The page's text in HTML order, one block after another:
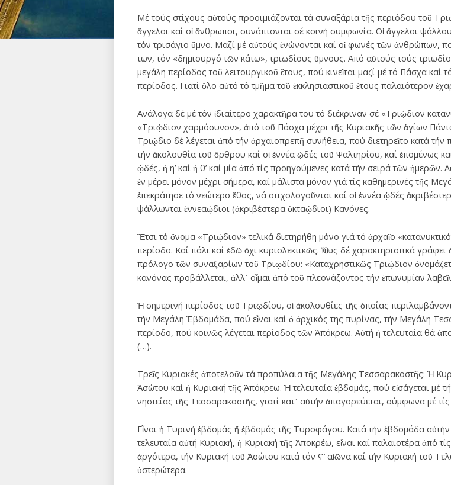
Μέ τούς στίχους αὐτούς προοιμιάζονται τά συναξάρια τῆς περιόδου τοῦ
ἄγγελοι καί οἱ ἄνθρωποι, συνάπτονται σέ κοινή συμφωνία. Οἱ ἄγγελοι
τόν τρισάγιο ὕμνο. Μαζί μέ αὐτούς ἑνώνονται καί οἱ φωνές τῶν ἀνθρώπων,
των, τόν «δημιουργό τῶν κάτω», τριῳδίους ὕμνους. Ἀπό αὐτούς τούς
μεγάλη περίοδος τοῦ λειτουργικοῦ ἔτους, πού κινεῖται μαζί μέ τό Πάσχα καί
περίοδος. Γιατί ὅλο αὐτό τό τμῆμα τοῦ ἐκκλησιαστικοῦ ἔτους παλαιότερον
Ἀνάλογα δέ μέ τόν ἰδιαίτερο χαρακτῆρα του τό διέκριναν σέ «Τριῴδιον
«Τριῴδιον χαρμόσυνον», ἀπό τοῦ Πάσχα μέχρι τῆς Κυριακῆς τῶν ἁγίων
Τριῴδιο δέ λέγεται ἀπό τήν ἀρχαιοπρεπῆ συνήθεια, πού διετηρεῖτο κατά
τήν ἀκολουθία τοῦ ὄρθρου καί οἱ ἐννέα ᾠδές τοῦ Ψαλτηρίου, καί ἑπομένως
ᾠδές, ἡ η’ καί ἡ θ’ καί μία ἀπό τίς προηγούμενες κατά τήν σειρά τῶν
ἐν μέρει μόνον μέχρι σήμερα, καί μάλιστα μόνον γιά τίς καθημερινές τῆς
ἐπεκράτησε τό νεώτερο ἔθος, νά στιχολογοῦνται καί οἱ ἐννέα ᾠδές
ψάλλωνται ἐννεαῴδιοι (ἀκριβέστερα ὀκταῴδιοι) Κανόνες.
Ἔτσι τό ὄνομα «Τριῴδιον» τελικά διετηρήθη μόνο γιά τό ἀρχαῖο
περίοδο. Καί πάλι καί ἐδῶ ὄχι κυριολεκτικῶς. Ὅπως δέ χαρακτηριστικά
πρόλογο τῶν συναξαρίων τοῦ Τριῳδίου: «Καταχρηστικῶς Τριῴδιον
κανόνας προβάλλεται, ἀλλ᾽ οἷμαι ἀπό τοῦ πλεονάζοντος τήν ἐπωνυμίαν
Ἡ σημερινή περίοδος τοῦ Τριῳδίου, οἱ ἀκολουθίες τῆς ὁποίας
τήν Μεγάλη Ἑβδομάδα, πού εἶναι καί ὁ ἀρχικός της πυρίνας, τήν Μεγάλη
περίοδο, πού κοινῶς λέγεται περίοδος τῶν Ἀπόκρεω. Αὐτή ἡ τελευταία θά
(…).
Τρεῖς Κυριακές ἀποτελοῦν τά προπύλαια τῆς Μεγάλης Τεσσαρακοστῆς: Ἡ
Ἀσώτου καί ἡ Κυριακή τῆς Ἀπόκρεω. Ἡ τελευταία ἑβδομάς, πού εἰσάγεται μέ
νηστείας τῆς Τεσσαρακοστῆς, γιατί κατ᾽ αὐτήν ἀπαγορεύεται, σύμφωνα μέ
Εἶναι ἡ Τυρινή ἑβδομάς ἤ ἑβδομάς τῆς Τυροφάγου. Κατά τήν ἑβδομάδα
τελευταία αὐτή Κυριακή, ἡ Κυριακή τῆς Ἀποκρέω, εἶναι καί παλαιοτέρα ἀπό
ἀργότερα, τήν Κυριακή τοῦ Ἀσώτου κατά τόν Ϛ’ αἰῶνα καί τήν Κυριακή τοῦ
ὑστερώτερα.